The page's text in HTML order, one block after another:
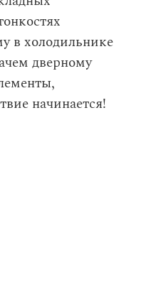
в холодильнике
дверному
начинается!